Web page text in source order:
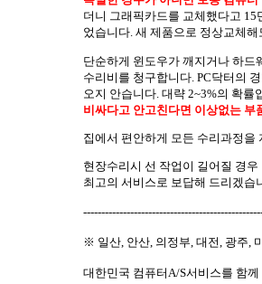
더니 그래픽카드를 교체했다고
었습니다. 새 제품으로 정상교체
단순하게 윈도우가 깨지거나 하
수리비를 청구합니다. PC닥터의
오지 안습니다 . 대략 2~3%의 확률
비싸다고 안고친다면 이상없는 부
집에서 편안하게 모든 수리과정을
현장수리시 선 작업이 길어질 경
최고의 서비스로 보답해 드리겠습
※ 일산, 안산, 의정부, 대전, 광주,
대한민국 컴퓨터A/S서비스를 함